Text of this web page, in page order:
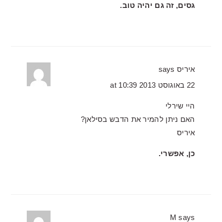
גסים, זה גם יהיה טוב.
איריס says
22 באוגוסט 2013 at 10:39
היי שירלי
האם ניתן להמיר את הדבש בסילאן?
איריס
כן, אפשרי.
M says